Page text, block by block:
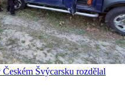
Švýcarsku rozdělal